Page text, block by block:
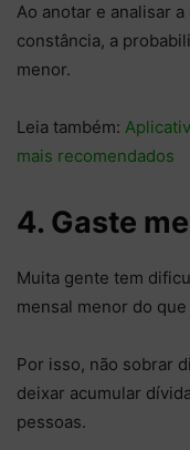
Ao anotar e analisar
constância, a
menor.
Leia também:
mais recomendados
4. Gaste
Muita gente tem
mensal menor do
Por isso, não sobrar
deixar acumular
pessoas.